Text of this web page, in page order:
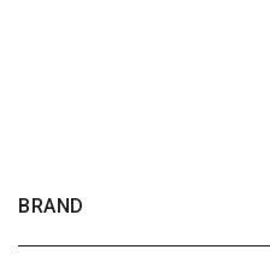
BRAND